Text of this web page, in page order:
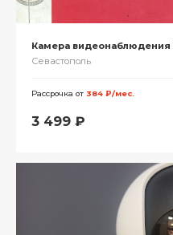
Камера видеонаблюдения
Севастополь
Рассрочка от 384 ₽/мес.
3 499 ₽